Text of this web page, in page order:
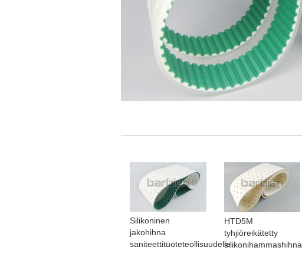
Silikoninen
jakohihna
saniteettituoteteollisuudelle
HTD5M
tyhjiöreikätetty
silikonihammashihna